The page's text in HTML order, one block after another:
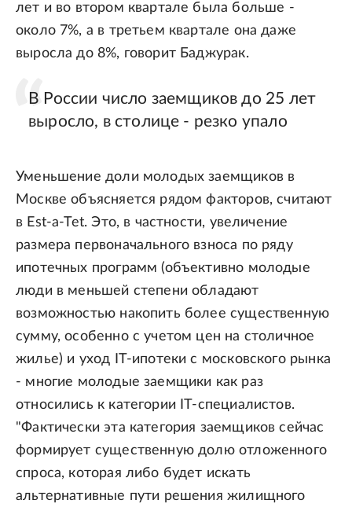
лет и во втором квартале была больше -
около 7%, а в третьем квартале она даже
выросла до 8%, говорит Баджурак.
В России число заемщиков до 25 лет
выросло, в столице - резко упало
Уменьшение доли молодых заемщиков в
Москве объясняется рядом факторов, считают
в Est-a-Tet. Это, в частности, увеличение
размера первоначального взноса по ряду
ипотечных программ (объективно молодые
люди в меньшей степени обладают
возможностью накопить более существенную
сумму, особенно с учетом цен на столичное
жилье) и уход IT-ипотеки с московского рынка
- многие молодые заемщики как раз
относились к категории IT-специалистов.
"Фактически эта категория заемщиков сейчас
формирует существенную долю отложенного
спроса, которая либо будет искать
альтернативные пути решения жилищного